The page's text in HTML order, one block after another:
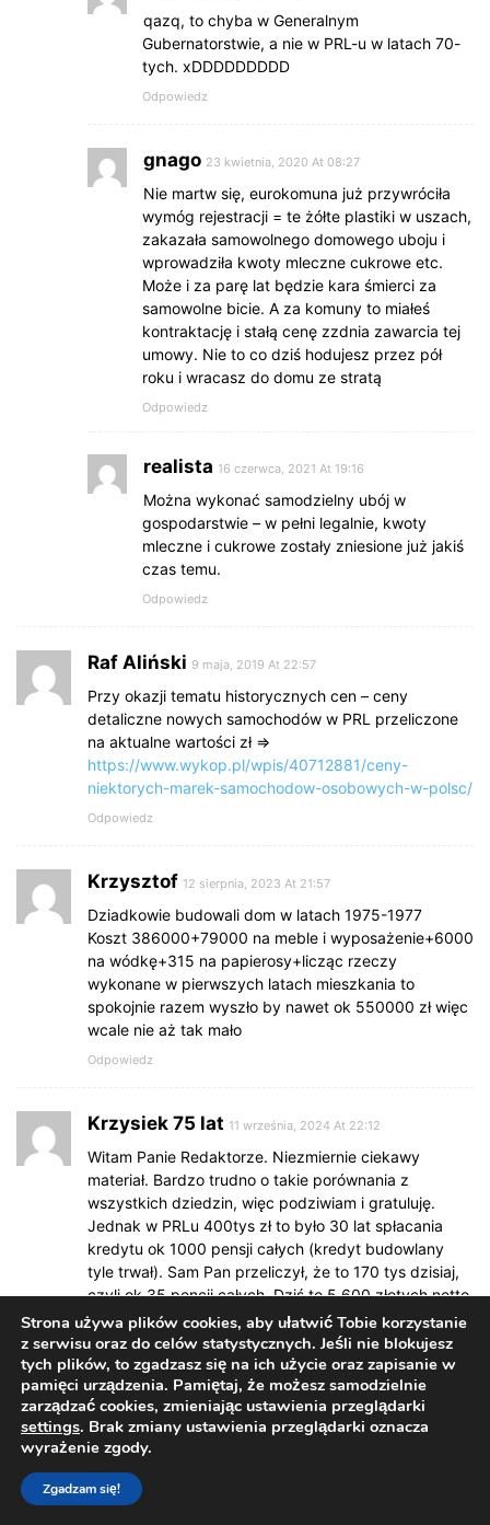
qazq, to chyba w Generalnym
Gubernatorstwie, a nie w PRL-u w latach 70-
tych. xDDDDDDDDD
Odpowiedz
gnago 23 kwietnia, 2020 At 08:27
Nie martw się, eurokomuna już przywróciła
wymóg rejestracji = te żółte plastiki w uszach,
zakazała samowolnego domowego uboju i
wprowadziła kwoty mleczne cukrowe etc.
Może i za parę lat będzie kara śmierci za
samowolne bicie. A za komuny to miałeś
kontraktację i stałą cenę zzdnia zawarcia tej
umowy. Nie to co dziś hodujesz przez pół
roku i wracasz do domu ze stratą
Odpowiedz
realista 16 czerwca, 2021 At 19:16
Można wykonać samodzielny ubój w
gospodarstwie – w pełni legalnie, kwoty
mleczne i cukrowe zostały zniesione już jakiś
czas temu.
Odpowiedz
Raf Aliński 9 maja, 2019 At 22:57
Przy okazji tematu historycznych cen – ceny
detaliczne nowych samochodów w PRL przeliczone
na aktualne wartości zł =>
https://www.wykop.pl/wpis/40712881/ceny-
niektorych-marek-samochodow-osobowych-w-polsc/
Odpowiedz
Krzysztof 12 sierpnia, 2023 At 21:57
Dziadkowie budowali dom w latach 1975-1977
Koszt 386000+79000 na meble i wyposażenie+6000
na wódkę+315 na papierosy+licząc rzeczy
wykonane w pierwszych latach mieszkania to
spokojnie razem wyszło by nawet ok 550000 zł więc
wcale nie aż tak mało
Odpowiedz
Krzysiek 75 lat 11 września, 2024 At 22:12
Witam Panie Redaktorze. Niezmiernie ciekawy
materiał. Bardzo trudno o takie porównania z
wszystkich dziedzin, więc podziwiam i gratuluję.
Jednak w PRLu 400tys zł to było 30 lat spłacania
kredytu ok 1000 pensji całych (kredyt budowlany
tyle trwał). Sam Pan przeliczył, że to 170 tys dzisiaj,
czyli ok 35 pencji całych. Dziś to 5 600 złotych netto.
Dlaczego netto ? Bo w PRL pracodawca płacił netto.
Rolnikom indywidualnym, podobnie jak prywaciażom,
chyba żylo się znośnie, choć zawsze Urząd
Finansowy mógł przyjść z „domiarem”. Mówię chyba,
bo jestem lekarzem, a nam wtedy żyło się źle, a wsi
nie znam. Założenie, że „to 65 sztuk takich macior”.
Tak ale, nie wiemy za ile te maciory zjadły,
weterynarz, nie wiem co jeszcze – ogrzewanie?, leki?
naprawy chewni?, czas pracy ? itd. To nieuczciwe
Strona używa plików cookies, aby ułatwić Tobie korzystanie
z serwisu oraz do celów statystycznych. Jeśli nie blokujesz
tych plików, to zgadzasz się na ich użycie oraz zapisanie w
pamięci urządzenia. Pamiętaj, że możesz samodzielnie
zarządzać cookies, zmieniając ustawienia przeglądarki
settings. Brak zmiany ustawienia przeglądarki oznacza
wyrażenie zgody.
Zgadzam się!